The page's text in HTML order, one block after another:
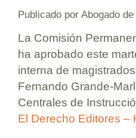
Publicado por Abogado
La Comisión
ha aprobado este
interna de
Fernando Grande-
Centrales de
El Derecho Editores –